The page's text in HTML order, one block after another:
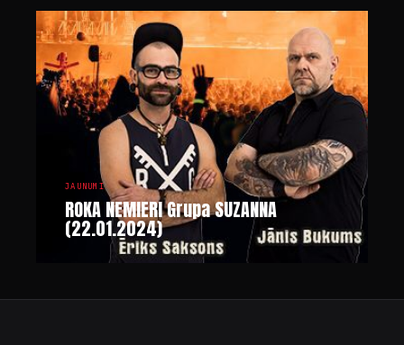
JAUNUMI
ROKA NEMIERI Grupa SUZANNA
(22.01.2024)